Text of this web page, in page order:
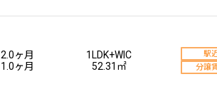
2.0ヶ月
1.0ヶ月
1LDK+WIC
52.31㎡
駅
分譲